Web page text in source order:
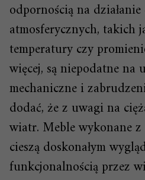
odpornością na
atmosferycznych, takich
temperatury czy
więcej, są niepodatne na
mechaniczne i
dodać, że z uwagi na
wiatr. Meble wykonane z
cieszą doskonałym
funkcjonalnością przez